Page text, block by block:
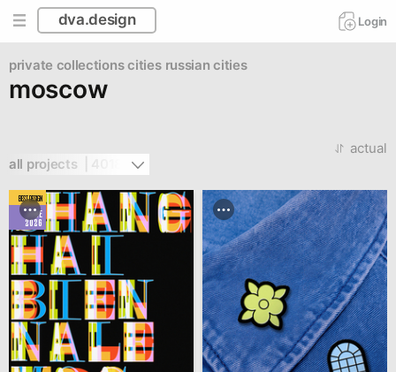
dva.design Login
private collections cities russian cities
moscow
all projects  | 4018
actual
BEST DESIGN
JUNE
2026